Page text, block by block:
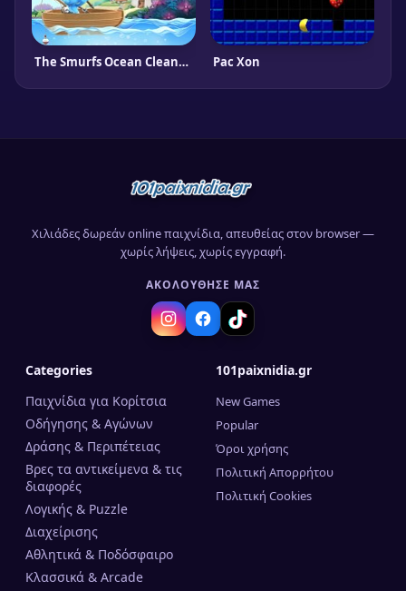
The Smurfs Ocean Cleanup Pac Xon
Χιλιάδες δωρεάν online παιχνίδια, απευθείας στον browser —
χωρίς λήψεις, χωρίς εγγραφή.
ΑΚΟΛΟΎΘΗΣΈ ΜΑΣ
Categories
Παιχνίδια για Κορίτσια
Οδήγησης & Αγώνων
Δράσης & Περιπέτειας
Βρες τα αντικείμενα & τις
διαφορές
Λογικής & Puzzle
Διαχείρισης
Αθλητικά & Ποδόσφαιρο
Κλασσικά & Arcade
101paixnidia.gr
New Games
Popular
Όροι χρήσης
Πολιτική Απορρήτου
Πολιτική Cookies